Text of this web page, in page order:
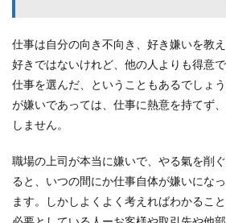
仕事は自分の向き不向き、好き嫌いを教
好きではないけれど、他の人よりも得意
仕事を選んだ、ということもあるでしょ
が嫌いであっては、仕事に熱意を持てず
しません。
職場の上司が本当に嫌いで、やる氣を削
ると、いつの間にか仕事自体が嫌いにな
ます。しかしよくよく考えればわかるこ